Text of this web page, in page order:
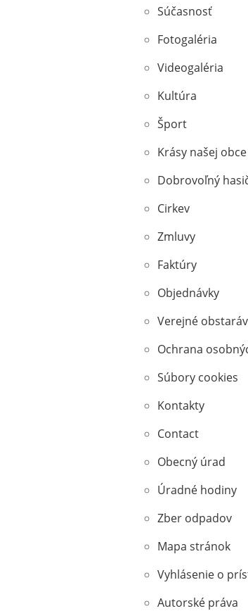
Súčasnosť
Fotogaléria
Videogaléria
Kultúra
Šport
Krásy našej obce
Dobrovoľný
Cirkev
Zmluvy
Faktúry
Objednávky
Verejné
Ochrana
Súbory cookies
Kontakty
Contact
Obecný úrad
Úradné hodiny
Zber odpadov
Mapa stránok
Vyhlásenie o
Autorské práva